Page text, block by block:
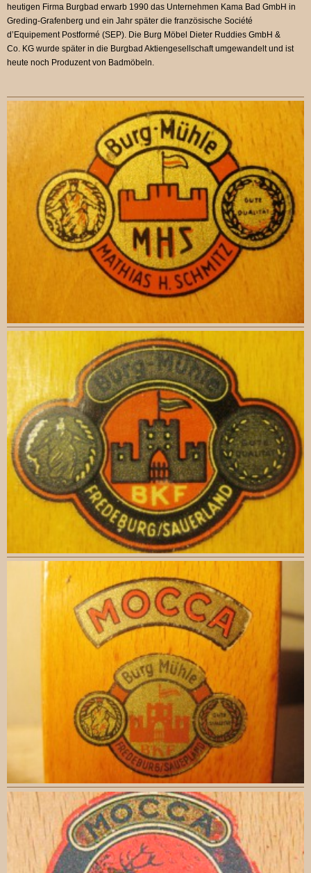
heutigen Firma Burgbad erwarb 1990 das Unternehmen Kama Bad GmbH in
Greding-Grafenberg und ein Jahr später die französische Société
d’Equipement Postformé (SEP). Die Burg Möbel Dieter Ruddies GmbH &
Co. KG wurde später in die Burgbad Aktiengesellschaft umgewandelt und ist
heute noch Produzent von Badmöbeln.